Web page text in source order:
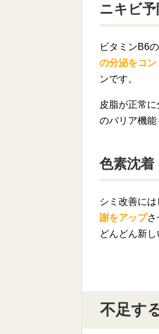
ニキビ
ビタミンB6
の分泌をコン
ンです。
皮脂が正常
のバリア機能
色素沈
シミ改善に
謝をアップさ
どんどん新
不足す